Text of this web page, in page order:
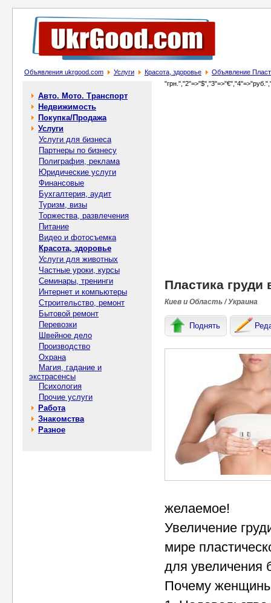
Объявления ukrgood.com Услуги Красота, здоровье Объявление
Авто. Мото. Транспорт
Недвижимость
Покупка/Продажа
Услуги
Услуги для бизнеса
Партнеры по бизнесу
Полиграфия, реклама
Юридические услуги
Финансовые
Бухгалтерия, аудит
Туризм, визы
Торжества, развлечения
Питание
Видео и фотосъемка
Красота, здоровье
Услуги для животных
Частные уроки, курсы
Семинары, тренинги
Интернет и компьютеры
Строительство, ремонт
Бытовой ремонт
Перевозки
Швейное дело
Производство
Охрана
Магия, гадание и
экстрасенсы
Психология
Прочие услуги
Работа
Знакомства
Разное
Пластика
Киев и Область / Украина
Поднять
желаемое!
Увеличение
мире
для
Почему женщины